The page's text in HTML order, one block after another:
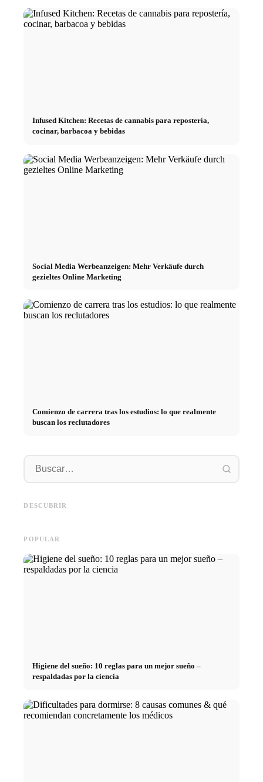
Infused Kitchen: Recetas de cannabis para repostería,
cocinar, barbacoa y bebidas
Social Media Werbeanzeigen: Mehr Verkäufe durch
gezieltes Online Marketing
Comienzo de carrera tras los estudios: lo que realmente
buscan los reclutadores
DESCUBRIR
carrera
POPULAR
Higiene del sueño: 10 reglas para un mejor sueño –
respaldadas por la ciencia